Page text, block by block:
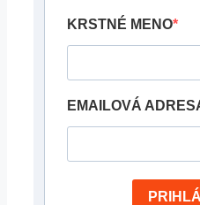
KRSTNÉ MENO
EMAILOVÁ